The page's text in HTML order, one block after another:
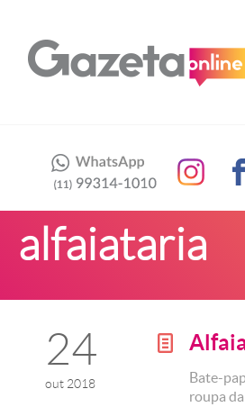
alfaiataria
24
out 2018
g
Bate-
roupa